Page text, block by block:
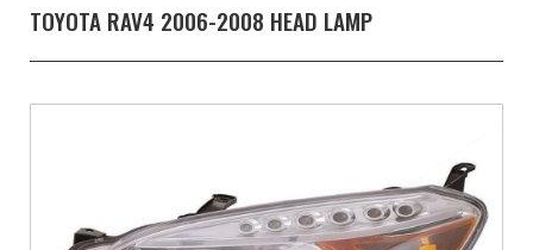
TOYOTA RAV4 2006-2008 HEAD LAMP